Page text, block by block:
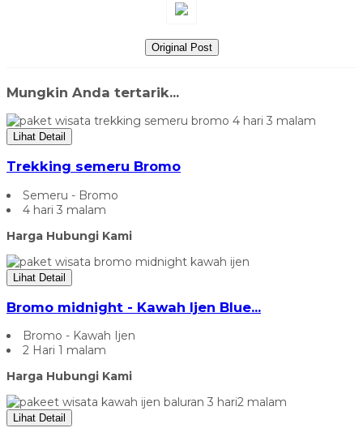
Original Post
Mungkin Anda tertarik...
Lihat Detail
Trekking semeru Bromo
Semeru - Bromo
4 hari 3 malam
Harga Hubungi Kami
Lihat Detail
Bromo midnight - Kawah Ijen Blue...
Bromo - Kawah Ijen
2 Hari 1 malam
Harga Hubungi Kami
Lihat Detail